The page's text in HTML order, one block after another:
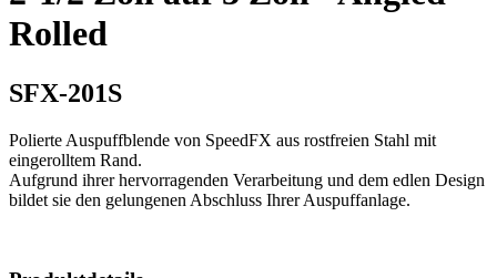
Rolled
SFX-201S
Polierte Auspuffblende von SpeedFX aus rostfreien Stahl mit
eingerolltem Rand.
Aufgrund ihrer hervorragenden Verarbeitung und dem edlen Design
bildet sie den gelungenen Abschluss Ihrer Auspuffanlage.